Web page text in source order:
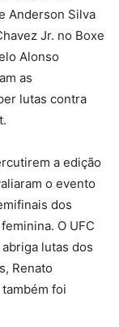
Anderson Silva
Jr. no Boxe
Alonso
as
lutas contra
a edição
o evento
dos
O UFC
lutas dos
Renato
foi